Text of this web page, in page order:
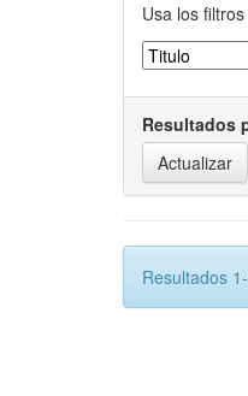
Usa los
Resultados
Resultados